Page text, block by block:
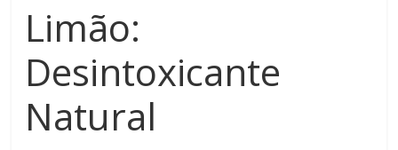
Limão:
Desintoxicante
Natural